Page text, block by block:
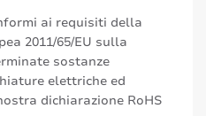
ai requisiti della
2011/65/EU sulla
sostanze
elettriche ed
dichiarazione RoHS